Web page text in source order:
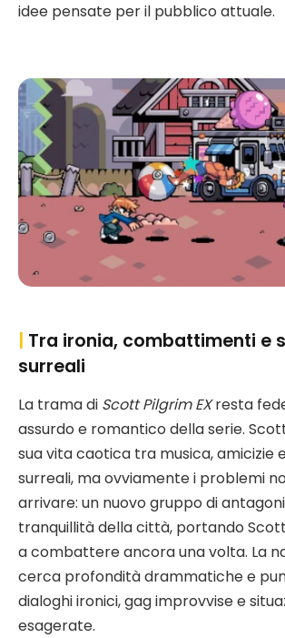
idee pensate per il pubblico attuale.
Tra ironia, combattimenti e
surreali
La trama di Scott Pilgrim EXresta
assurdo e romantico della serie.
sua vita caotica tra musica, amicizie
surreali, ma ovviamente i problemi
arrivare: un nuovo gruppo di
tranquillità della città, portando
a combattere ancora una volta. La
cerca profondità drammatiche e
dialoghi ironici, gag improvvise e
esagerate.